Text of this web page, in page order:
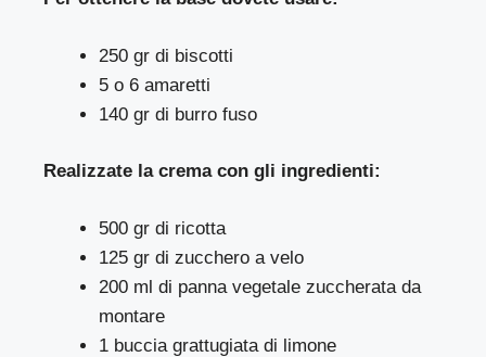
250 gr di biscotti
5 o 6 amaretti
140 gr di burro fuso
Realizzate la crema con gli ingredienti:
500 gr di ricotta
125 gr di zucchero a velo
200 ml di panna vegetale zuccherata da
montare
1 buccia grattugiata di limone